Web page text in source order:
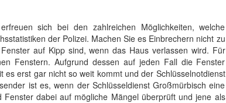
sich bei den zahlreichen Möglichkeiten, welche
der Polizei. Machen Sie es Einbrechern nicht zu
auf Kipp sind, wenn das Haus verlassen wird. Für
Fenstern. Aufgrund dessen auf jeden Fall die Fenster
erst gar nicht so weit kommt und der Schlüsselnotdienst
ist es, wenn der Schlüsseldienst Großmürbisch eine
dabei auf mögliche Mängel überprüft und jene als